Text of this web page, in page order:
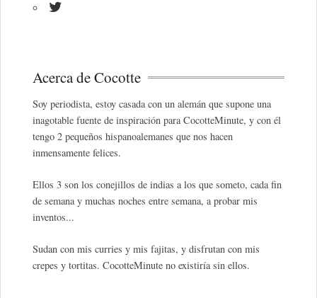
Acerca de Cocotte
Soy periodista, estoy casada con un alemán que supone una
inagotable fuente de inspiración para CocotteMinute, y con él
tengo 2 pequeños hispanoalemanes que nos hacen
inmensamente felices.
Ellos 3 son los conejillos de indias a los que someto, cada fin
de semana y muchas noches entre semana, a probar mis
inventos...
Sudan con mis curries y mis fajitas, y disfrutan con mis
crepes y tortitas. CocotteMinute no existiría sin ellos.